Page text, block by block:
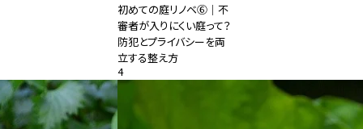
初めての庭リノベ⑥｜不
審者が入りにくい庭って？
防犯とプライバシーを両
立する整え方
2026.08.04
4